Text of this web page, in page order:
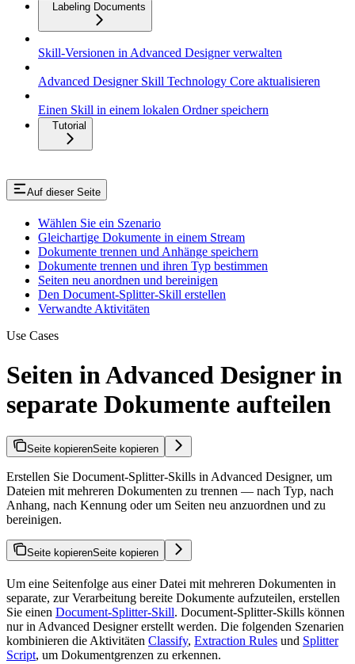
Labeling Documents
Skill-Versionen in Advanced Designer verwalten
Advanced Designer Skill Technology Core aktualisieren
Einen Skill in einem lokalen Ordner speichern
Tutorial
Auf dieser Seite
Wählen Sie ein Szenario
Gleichartige Dokumente in einem Stream
Dokumente trennen und Anhänge speichern
Dokumente trennen und ihren Typ bestimmen
Seiten neu anordnen und bereinigen
Den Document-Splitter-Skill erstellen
Verwandte Aktivitäten
Use Cases
Seiten in Advanced Designer in
separate Dokumente aufteilen
Seite kopierenSeite kopieren
Erstellen Sie Document-Splitter-Skills in Advanced Designer, um
Dateien mit mehreren Dokumenten zu trennen — nach Typ, nach
Anhang, nach Kennung oder um Seiten neu anzuordnen und zu
bereinigen.
Seite kopierenSeite kopieren
Um eine Seitenfolge aus einer Datei mit mehreren Dokumenten in
separate, zur Verarbeitung bereite Dokumente aufzuteilen, erstellen
Sie einen Document-Splitter-Skill. Document-Splitter-Skills können
nur in Advanced Designer erstellt werden. Die folgenden Szenarien
kombinieren die Aktivitäten Classify, Extraction Rules und Splitter
Script, um Dokumentgrenzen zu erkennen.